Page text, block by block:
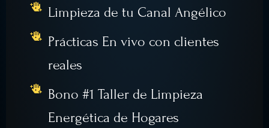
Limpieza de tu Canal Angélico
Prácticas En vivo con clientes
reales
Bono #1 Taller de Limpieza
Energética de Hogares